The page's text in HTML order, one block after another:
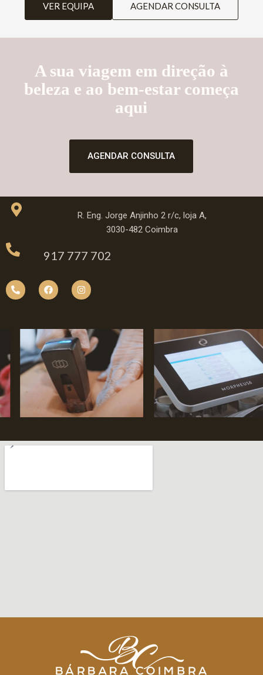
VER EQUIPA AGENDAR CONSULTA
A sua viagem em direção à
beleza e ao bem-estar começa
aqui
AGENDAR CONSULTA
R. Eng. Jorge Anjinho 2 r/c, loja A,
3030-482 Coimbra
917 777 702